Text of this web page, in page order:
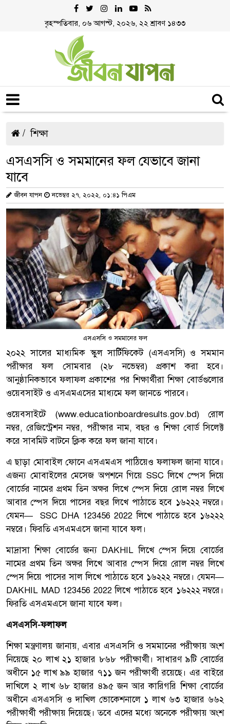
বৃহস্পতিবার, ০৬ আগস্ট, ২০২৬, ২২ শ্রাবণ ১৪৩৩
শিক্ষা
এসএসসি ও সমমানের ফল যেভাবে জানা
যাবে
জীবন যাপন নভেম্বর ২৭, ২০২২, ০১:৪১ পিএম
এসএসসি ও সমমানের ফল
২০২২ সালের মাধ্যমিক স্কুল সার্টিফিকেট (এসএসসি) ও সমমান
পরীক্ষার ফল সোমবার (২৮ নভেম্বর) প্রকাশ করা হবে।
আনুষ্ঠানিকভাবে ফলাফল প্রকাশের পর শিক্ষার্থীরা শিক্ষা বোর্ডগুলোর
ওয়েবসাইট ও এসএমএসের মাধ্যমে ফল জানতে পারবে।
ওয়েবসাইটে (www.educationboardresults.gov.bd) রোল
নম্বর, রেজিস্ট্রেশন নম্বর, পরীক্ষার নাম, বছর ও শিক্ষা বোর্ড সিলেক্ট
করে সাবমিট বাটনে ক্লিক করে ফল জানা যাবে।
এ ছাড়া মোবাইল ফোনে এসএমএস পাঠিয়েও ফলাফল জানা যাবে।
এজন্য মোবাইলের মেসেজ অপশনে গিয়ে SSC লিখে স্পেস দিয়ে
বোর্ডের নামের প্রথম তিন অক্ষর লিখে স্পেস দিয়ে রোল নম্বর লিখে
আবার স্পেস দিয়ে পাসের বছর লিখে পাঠাতে হবে ১৬২২২ নম্বরে।
যেমন— SSC DHA 123456 2022 লিখে পাঠাতে হবে ১৬২২২
নম্বরে। ফিরতি এসএমএসে জানা যাবে ফল।
মাদ্রাসা শিক্ষা বোর্ডের জন্য DAKHIL লিখে স্পেস দিয়ে বোর্ডের
নামের প্রথম তিন অক্ষর লিখে আবার স্পেস দিয়ে রোল নম্বর লিখে
স্পেস দিয়ে পাসের সাল লিখে পাঠাতে হবে ১৬২২২ নম্বরে। যেমন—
DAKHIL MAD 123456 2022 লিখে পাঠাতে হবে ১৬২২২ নম্বরে।
ফিরতি এসএমএসে জানা যাবে ফল।
এসএসসি-ফলাফল
শিক্ষা মন্ত্রণালয় জানায়, এবার এসএসসি ও সমমানের পরীক্ষায় অংশ
নিয়েছে ২০ লাখ ২১ হাজার ৮৬৮ পরীক্ষার্থী। সাধারণ ৯টি বোর্ডের
অধীনে ১৫ লাখ ৯৯ হাজার ৭১১ জন পরীক্ষার্থী রয়েছে। এর বাইরে
দাখিলে ২ লাখ ৬৮ হাজার ৪৯৫ জন আর কারিগরি শিক্ষা বোর্ডের
অধীনে এসএসসি ও দাখিল ভোকেশনালে ১ লাখ ৬৩ হাজার ৬৬২
পরীক্ষার্থী পরীক্ষায় দিয়েছে। তবে এদের মধ্যে অনেকে পরীক্ষায় অংশ